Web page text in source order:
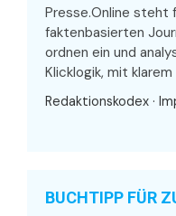
Presse.Online steht
faktenbasierten
ordnen ein und
Klicklogik, mit
Redaktionskodex ·
BUCHTIPP FÜR